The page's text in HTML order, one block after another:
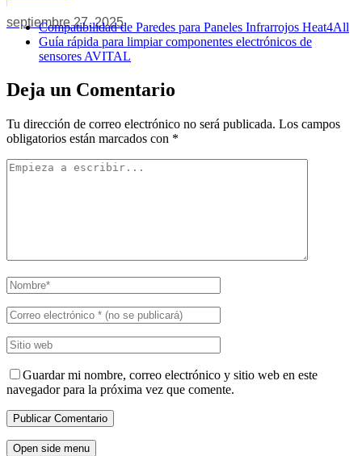
septiembre 27, 2025
Compatibilidad de Paredes para Paneles Infrarrojos Heat4All
Guía rápida para limpiar componentes electrónicos de
sensores AVITAL
Deja un Comentario
Tu dirección de correo electrónico no será publicada. Los campos
obligatorios están marcados con *
Guardar mi nombre, correo electrónico y sitio web en este
navegador para la próxima vez que comente.
Open side menu